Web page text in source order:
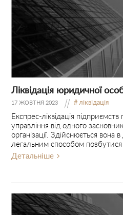
Ліквідація юридичної
17 ЖОВТНЯ 2023 ліквідація
Експрес-ліквідація
управління від одного
організації. Здійснюється
легальним способом позбутися
Детальніше